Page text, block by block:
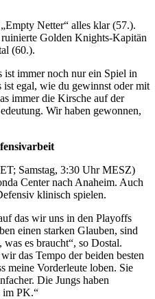
Netter“ alles klar (57.).
ruinierte Golden Knights-Kapitän
(60.).
ist immer noch nur ein Spiel in
ist egal, wie du gewinnst oder mit
immer die Kirsche auf der
Wir haben gewonnen,
Samstag, 3:30 Uhr MESZ)
Center nach Anaheim. Auch
klinisch spielen.
das wir uns in den Playoffs
einen starken Glauben, sind
es braucht“, so Dostal.
das Tempo der beiden besten
meine Vorderleute loben. Sie
Die Jungs haben
im PK.“